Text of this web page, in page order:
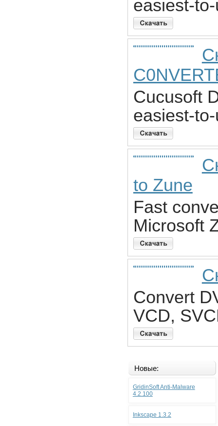
easiest-
Cucusoft
easiest-
to Zune
Fast
Microsoft
Convert
VCD,
Новые:
GridinSoft Anti-Malware
4.2.100
Inkscape 1.3.2